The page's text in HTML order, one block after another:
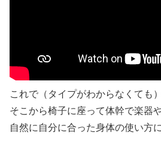
これで（タイプがわからなくても
そこから椅子に座って体幹で楽器
自然に自分に合った身体の使い方